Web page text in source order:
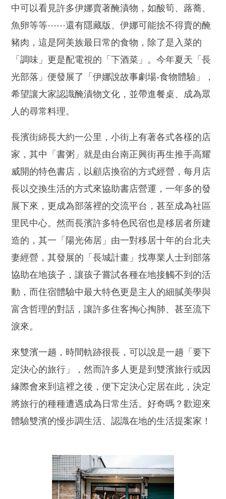
中可以看見許多伊娜賣著醃漬物，如酸筍、蕗蕎、
魚卵等等⋯⋯還有隱藏版、伊娜可能捨不得賣的醃
豬肉，這是阿美族最日常的食物，除了是入菜的
「調味」更是配電視的「下酒菜」。今年夏天「長
光部落」便發展了「伊娜說故事劇場-食物體驗」，
希望讓大家認識醃漬物文化，並帶進餐桌、成為眾
人的尋常料理。
長濱街綿長大約一公里，小街上有著各式各樣的店
家，其中「書粥」就是由台南正興街再生推手高耀
威開的特色書店，以顧店換宿的方式經營，每月店
長以交換生活的方式來協助書店營運，一年多的發
展下來，更成為部落裡的交流平台，甚至成為社區
里民中心。然而長濱許多特色民宿也是移居者所建
造的，其一「陽光佈居」由一對移居十年的台北夫
妻經營，其發展的「長城計畫」找專業人士到部落
協助在地孩子，讓孩子嘗試各種在地接觸不到的活
動，而住宿體驗中最大特色更是主人的細膩美學與
富含哲理的對話，讓許多住客掏心掏肺、甚至流下
淚來。
來雙濱一趟，時間軌跡很長，可以說是一趟「要下
定決心的旅行」，然而許多人更是到雙濱旅行或因
緣際會來到這裡之後，便下定決心定居在此，決定
將旅行的種種遭遇成為日常生活。好奇嗎？歡迎來
體驗雙濱的慢步調生活、認識在地的生活提案家！